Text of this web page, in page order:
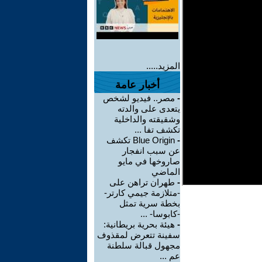
المزيد.....
أخبار عامة
- مصر.. فيديو لشخص
يتعدى على والدته
وشقيقته والداخلية
تكشف تفا ...
-
Blue Origin تكشف
عن سبب انفجار
صاروخها في مايو
الماضي
- طهران تراهن على
-متلازمة جيمي كارتر-
بخطة سرية تمثل
-كابوسا- ...
- هيئة بحرية بريطانية:
سفينة تتعرض لمقذوف
مجهول قبالة سلطنة
عم ...